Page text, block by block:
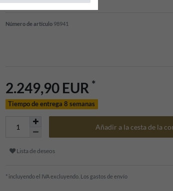
Número de artículo 98941
2.249,90 EUR *
Tiempo de entrega 8 semanas
Añadir a la cesta de la
Lista de deseos
* incluyendo el IVA excluyendo. Los gastos de envío